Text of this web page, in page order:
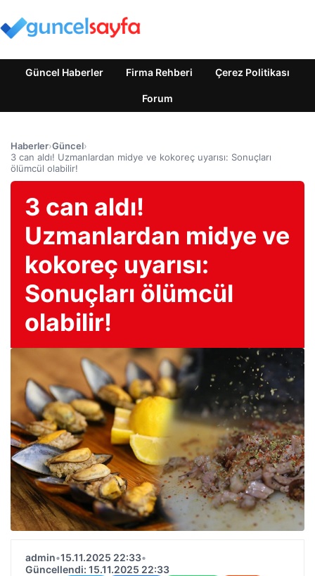
Güncel Haberler Firma Rehberi Çerez Politikası
Forum
Haberler›Güncel›
3 can aldı! Uzmanlardan midye ve kokoreç uyarısı: Sonuçları
ölümcül olabilir!
3 can aldı!
Uzmanlardan midye ve
kokoreç uyarısı:
Sonuçları ölümcül
olabilir!
admin•15.11.2025 22:33•
Güncellendi: 15.11.2025 22:33